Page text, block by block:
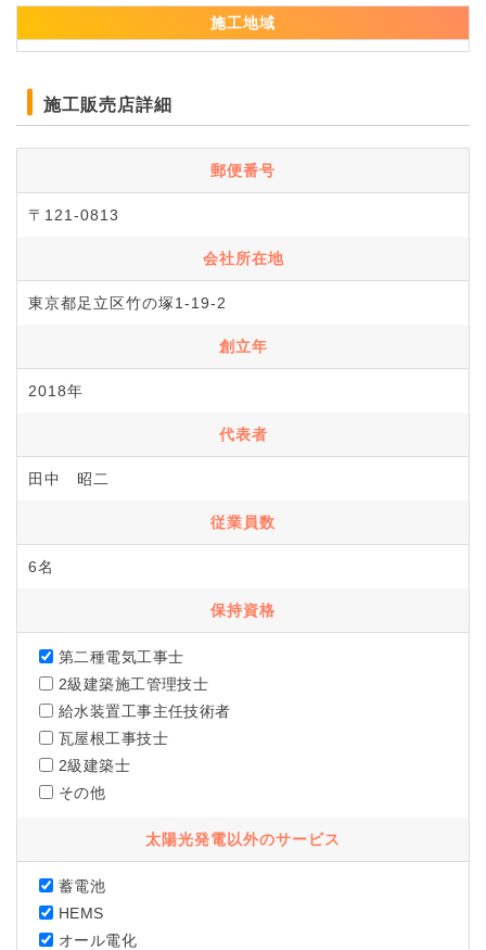
施工地域
施工販売店詳細
郵便番号
〒121-0813
会社所在地
東京都足立区竹の塚1-19-2
創立年
2018年
代表者
田中 昭二
従業員数
6名
保持資格
第二種電気工事士
2級建築施工管理技士
給水装置工事主任技術者
瓦屋根工事技士
2級建築士
その他
太陽光発電以外のサービス
蓄電池
HEMS
オール電化